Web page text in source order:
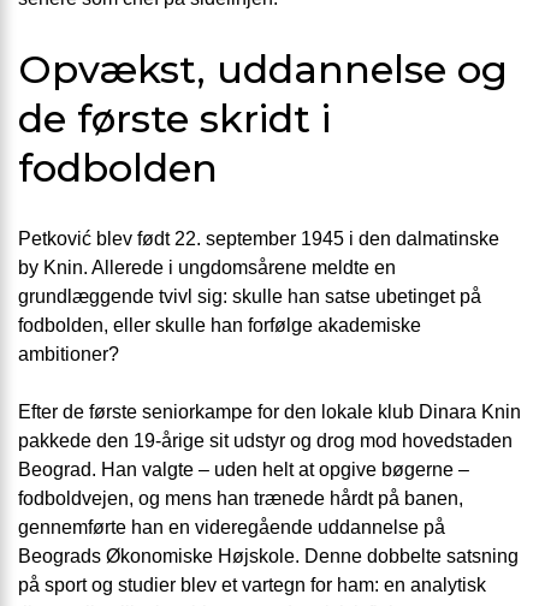
Opvækst, uddannelse og
de første skridt i
fodbolden
Petković blev født 22. september 1945 i den dalmatinske
by Knin. Allerede i ungdomsårene meldte en
grundlæggende tvivl sig: skulle han satse ubetinget på
fodbolden, eller skulle han forfølge akademiske
ambitioner?
Efter de første seniorkampe for den lokale klub Dinara Knin
pakkede den 19-årige sit udstyr og drog mod hovedstaden
Beograd. Han valgte – uden helt at opgive bøgerne –
fodboldvejen, og mens han trænede hårdt på banen,
gennemførte han en videregående uddannelse på
Beograds Økonomiske Højskole. Denne dobbelte satsning
på sport og studier blev et vartegn for ham: en analytisk